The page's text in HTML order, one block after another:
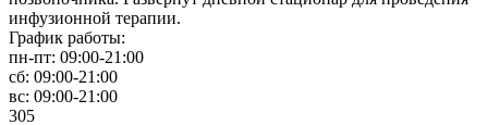
инфузионной терапии.
График работы:
пн-пт: 09:00-21:00
сб: 09:00-21:00
вс: 09:00-21:00
305